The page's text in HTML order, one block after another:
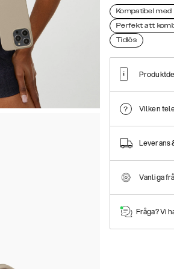
Kompatibel med
Perfekt att
Tidlös
Vilken
Leverans
Vanliga
Fråga? Vi